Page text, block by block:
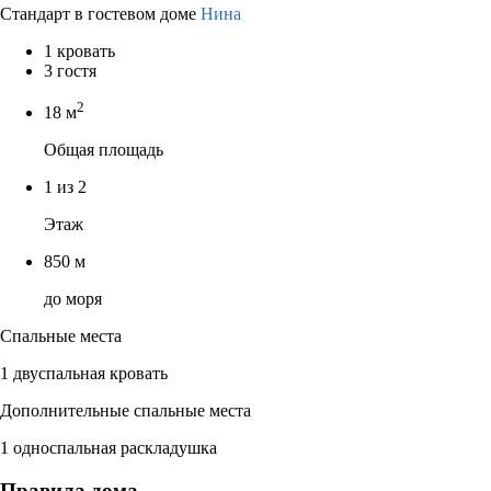
Стандарт в гостевом доме Нина
1 кровать
3 гостя
18 м2
Общая площадь
1 из 2
Этаж
850 м
до моря
Спальные места
1 двуспальная кровать
Дополнительные спальные места
1 односпальная раскладушка